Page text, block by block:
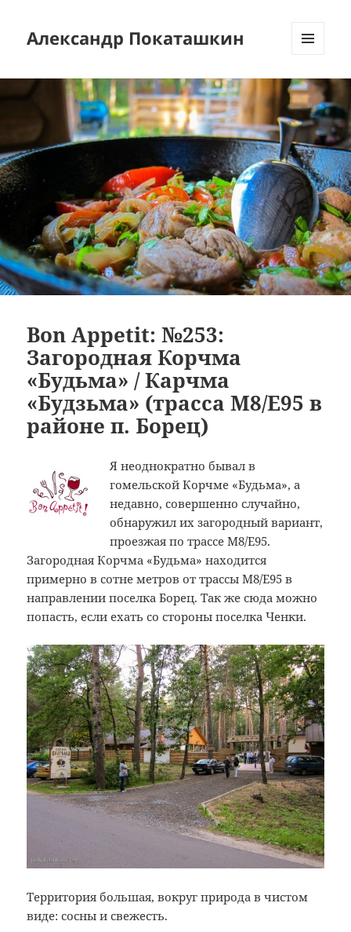
Александр Покаташкин
ВИДЖЕТЫ
Bon Appetit: №253:
Загородная Корчма
«Будьма» / Карчма
«Будзьма» (трасса M8/E95 в
районе п. Борец)
Я неоднократно бывал в
гомельской Корчме «Будьма», а
недавно, совершенно случайно,
обнаружил их загородный вариант,
проезжая по трассе M8/E95.
Загородная Корчма «Будьма» находится
примерно в сотне метров от трассы M8/E95 в
направлении поселка Борец. Так же сюда можно
попасть, если ехать со стороны поселка Ченки.
Территория большая, вокруг природа в чистом
виде: сосны и свежесть.